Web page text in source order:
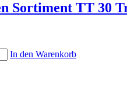
Sortiment TT 30
In den Warenkorb